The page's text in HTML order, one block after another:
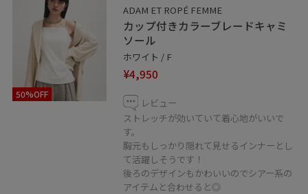
50%OFF
ADAM ET ROPÉ FEMME
カップ付きカラーブレードキャミ
ソール
ホワイト / F
¥4,950
レビュー
ストレッチが効いていて着心地がいいで
す。
胸元もしっかり隠れて見せるインナーとし
て活躍しそうです！
後ろのデザインもかわいいのでシアー系の
アイテムと合わせると◎